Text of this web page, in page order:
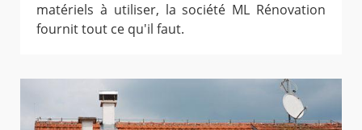
matériels à utiliser, la société ML Rénovation
fournit tout ce qu'il faut.